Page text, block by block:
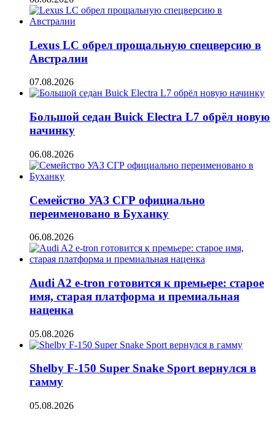
Lexus LC обрел прощальную спецверсию в
Австралии
07.08.2026
Большой седан Buick Electra L7 обрёл новую
начинку
06.08.2026
Семейство УАЗ СГР официально
переименовано в Буханку
06.08.2026
Audi A2 e-tron готовится к премьере: старое
имя, старая платформа и премиальная
наценка
05.08.2026
Shelby F-150 Super Snake Sport вернулся в
гамму
05.08.2026